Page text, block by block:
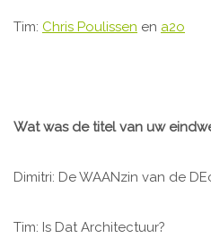
Tim: Chris Poulissen en a2o
Wat was de titel van uw
Dimitri: De WAANzin van de
Tim: Is Dat Architectuur?